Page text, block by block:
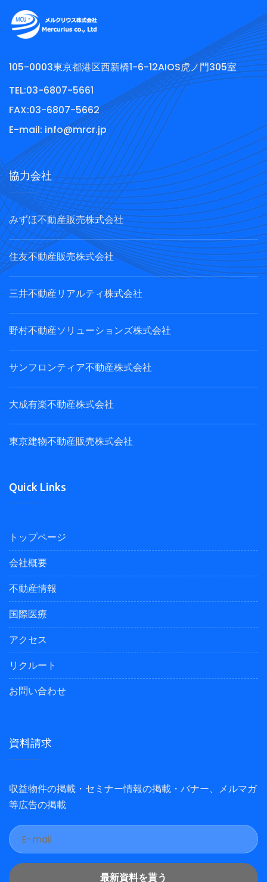
105-0003東京都港区西新橋1-6-12AIOS虎ノ門305室
TEL:03-6807-5661
FAX:03-6807-5662
E-mail: info@mrcr.jp
協力会社
みずほ不動産販売株式会社
住友不動産販売株式会社
三井不動産リアルティ株式会社
野村不動産ソリューションズ株式会社
サンフロンティア不動産株式会社
大成有楽不動産株式会社
東京建物不動産販売株式会社
Quick Links
トップページ
会社概要
不動産情報
国際医療
アクセス
リクルート
お問い合わせ
資料請求
収益物件の掲載・セミナー情報の掲載・バナー、メルマガ
等広告の掲載
最新資料を貰う